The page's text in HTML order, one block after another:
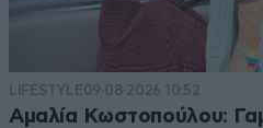
LIFESTYLE09·08·2026 10:52
Αμαλία Κωστοπούλου: